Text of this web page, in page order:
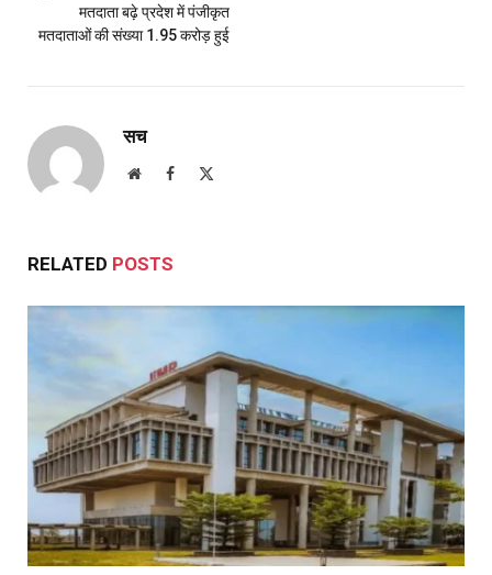
मतदाता बढ़े प्रदेश में पंजीकृत
मतदाताओं की संख्या 1.95 करोड़ हुई
सच
WebsiteFacebook
RELATED POSTS